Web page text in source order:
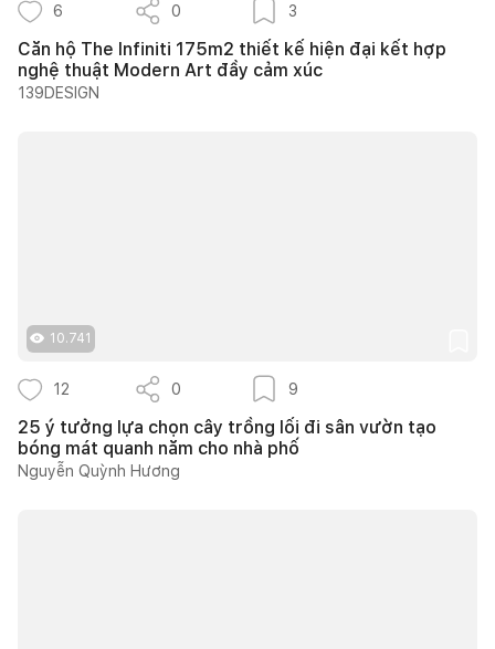
6 0 3
Căn hộ The Infiniti 175m2 thiết kế hiện đại kết hợp
nghệ thuật Modern Art đầy cảm xúc
139DESIGN
10.741
12 0 9
25 ý tưởng lựa chọn cây trồng lối đi sân vườn tạo
bóng mát quanh năm cho nhà phố
Nguyễn Quỳnh Hương